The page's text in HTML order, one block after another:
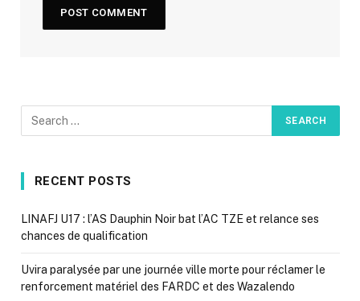
RECENT POSTS
LINAFJ U17 : l’AS Dauphin Noir bat l’AC TZE et relance ses
chances de qualification
Uvira paralysée par une journée ville morte pour réclamer le
renforcement matériel des FARDC et des Wazalendo